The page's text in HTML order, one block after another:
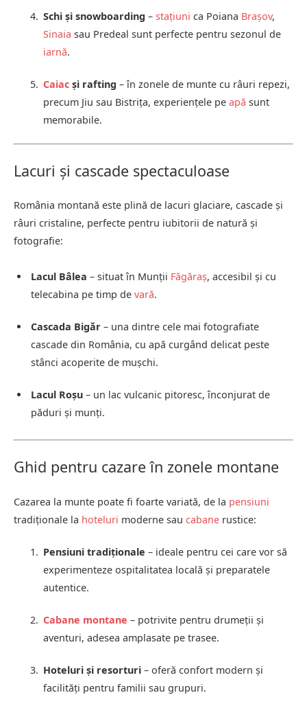
Schi și snowboarding – stațiuni ca Poiana Brașov,
Sinaia sau Predeal sunt perfecte pentru sezonul de
iarnă.
Caiac și rafting – în zonele de munte cu râuri repezi,
precum Jiu sau Bistrița, experiențele pe apă sunt
memorabile.
Lacuri și cascade spectaculoase
România montană este plină de lacuri glaciare, cascade și
râuri cristaline, perfecte pentru iubitorii de natură și
fotografie:
Lacul Bâlea – situat în Munții Făgăraș, accesibil și cu
telecabina pe timp de vară.
Cascada Bigăr – una dintre cele mai fotografiate
cascade din România, cu apă curgând delicat peste
stânci acoperite de mușchi.
Lacul Roșu – un lac vulcanic pitoresc, înconjurat de
păduri și munți.
Ghid pentru cazare în zonele montane
Cazarea la munte poate fi foarte variată, de la pensiuni
tradiționale la hoteluri moderne sau cabane rustice:
Pensiuni tradiționale – ideale pentru cei care vor să
experimenteze ospitalitatea locală și preparatele
autentice.
Cabane montane – potrivite pentru drumeții și
aventuri, adesea amplasate pe trasee.
Hoteluri și resorturi – oferă confort modern și
facilități pentru familii sau grupuri.